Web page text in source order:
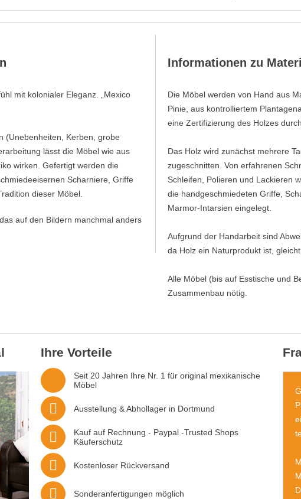
mit kolonialer Eleganz. „Mexico
(Unebenheiten, Kerben, grobe
lässt die Möbel wie aus
wirken. Gefertigt werden die
Scharniere, Griffe
dieser Möbel.
auf den Bildern manchmal anders
Informationen zu
Die Möbel werden von Hand aus
Pinie, aus kontrolliertem
eine Zertifizierung des Holzes
Das Holz wird zunächst mehrere
zugeschnitten. Von erfahrenen
Schleifen, Polieren und Lackieren
die handgeschmiedeten Griffe,
Marmor-Intarsien eingelegt.
Aufgrund der Handarbeit sind
da Holz ein Naturprodukt ist,
Alle Möbel (bis auf Esstische und
Zusammenbau nötig.
Ihre Vorteile
Seit 20 Jahren Ihre Nr. 1 für original mexikanische
Möbel
Ausstellung & Abhollager in Dortmund
Kauf auf Rechnung - Paypal -Trusted Shops
Käuferschutz
Kostenloser Rückversand
Sonderanfertigungen möglich